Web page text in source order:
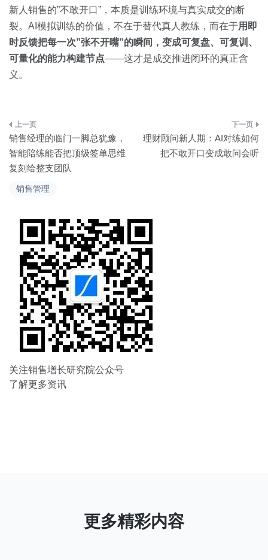
销售管理
新人销售的”不敢开口”，本质是训练环境与真实成交的断
裂。AI模拟训练的价值，不在于替代真人教练，而在于用即
时反馈把每一次”张不开嘴”的瞬间，变成可复盘、可复训、
可量化的能力构建节点——这才是成交推进闭环的真正含
义。
文
章
导
销售经理的临门一脚总犹豫，
智能陪练能否把顶级签单思维
复刻给整支团队
理财顾问新人期：AI对练如何
把不敢开口变成敢问会听
关注销售增长研究院公众号
了解更多资讯